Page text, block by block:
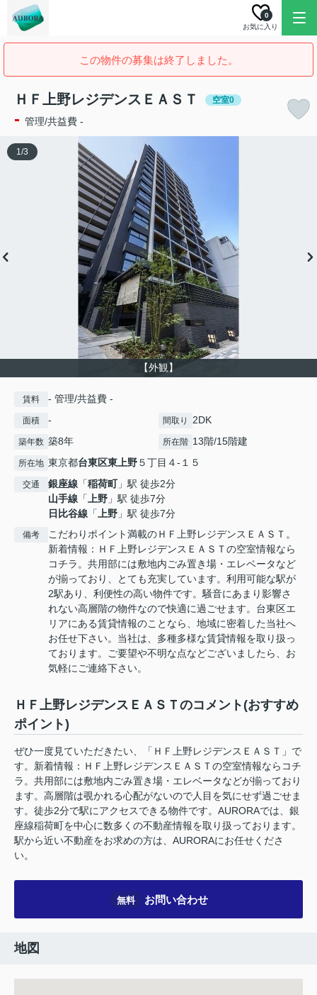
お気に入り
0
この物件の募集は終了しました。
ＨＦ上野レジデンスＥＡＳＴ 空室0
- 管理/共益費 -
【外観】
1/3
賃料 - 管理/共益費 -
面積 - 間取り 2DK
築年数 築8年 所在階 13階/15階建
所在地 東京都台東区東上野５丁目４-１５
交通 銀座線 「稲荷町」駅 徒歩2分
山手線 「上野 」駅 徒歩7分
日比谷線 「上野 」駅 徒歩7分
備考
こだわりポイント満載のＨＦ上野レジデンスＥＡＳＴ。
新着情報：ＨＦ上野レジデンスＥＡＳＴの空室情報なら
コチラ。共用部には敷地内ごみ置き場・エレベータなど
が揃っており、とても充実しています。利用可能な駅が
2駅あり、利便性の高い物件です。騒音にあまり影響さ
れない高層階の物件なので快適に過ごせます。台東区エ
リアにある賃貸情報のことなら、地域に密着した当社へ
お任せ下さい。当社は、多種多様な賃貸情報を取り扱っ
ております。ご要望や不明な点などございましたら、お
気軽にご連絡下さい。
ＨＦ上野レジデンスＥＡＳＴのコメント(おすすめ
ポイント)
ぜひ一度見ていただきたい、「ＨＦ上野レジデンスＥＡＳＴ」で
す。新着情報：ＨＦ上野レジデンスＥＡＳＴの空室情報ならコチ
ラ。共用部には敷地内ごみ置き場・エレベータなどが揃っており
ます。高層階は覗かれる心配がないので人目を気にせず過ごせま
す。徒歩2分で駅にアクセスできる物件です。AURORAでは、銀
座線稲荷町を中心に数多くの不動産情報を取り扱っております。
駅から近い不動産をお求めの方は、AURORAにお任せくださ
い。
無料 お問い合わせ
地図